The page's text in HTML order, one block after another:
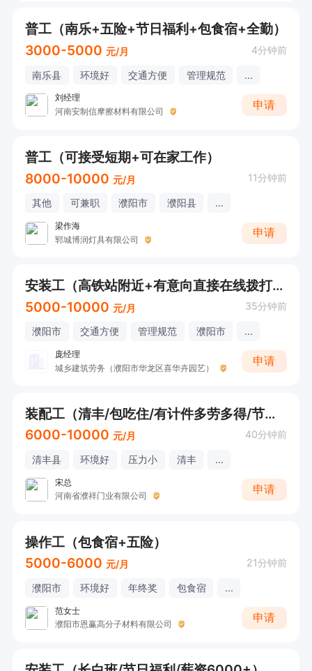
普工（南乐+五险+节日福利+包食宿+全勤）
3000-5000 元/月 4分钟前
南乐县 环境好 交通方便 管理规范 ...
刘经理
河南安制信摩擦材料有限公司
申请
普工（可接受短期+可在家工作）
8000-10000 元/月 11分钟前
其他 可兼职 濮阳市 濮阳县 ...
梁作海
郓城博润灯具有限公司
申请
安装工（高铁站附近+有意向直接在线拨打电话咨询）
5000-10000 元/月 35分钟前
濮阳市 交通方便 管理规范 濮阳市 ...
庞经理
城乡建筑劳务（濮阳市华龙区喜华卉园艺）
申请
装配工（清丰/包吃住/有计件多劳多得/节日福利/25-45）
6000-10000 元/月 40分钟前
清丰县 环境好 压力小 清丰 ...
宋总
河南省濮祥门业有限公司
申请
操作工（包食宿+五险）
5000-6000 元/月 21分钟前
濮阳市 环境好 年终奖 包食宿 ...
范女士
濮阳市恩赢高分子材料有限公司
申请